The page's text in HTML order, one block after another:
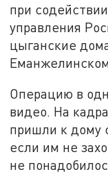
при
управления
цыганские
Операцию в
видео. На
пришли к дому
если им не
не